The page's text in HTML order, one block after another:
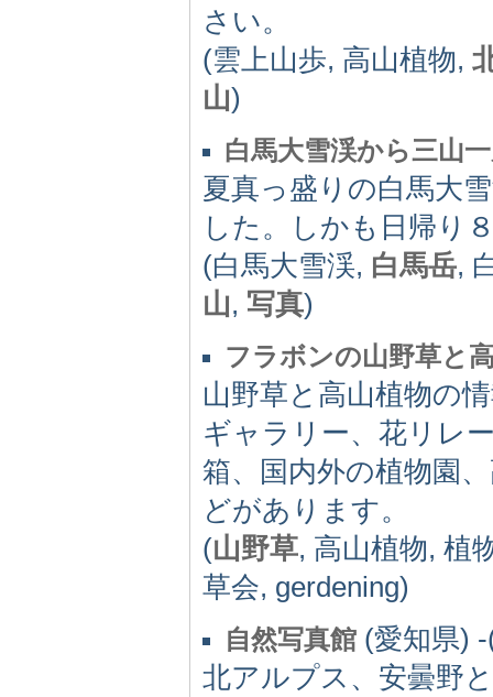
さい。
(雲上山歩, 高山植物,
山)
白馬大雪渓から三山
夏真っ盛りの白馬大
した。しかも日帰り
(白馬大雪渓, 白馬岳,
山, 写真)
フラボンの山野草と
山野草と高山植物の
ギャラリー、花リレ
箱、国内外の植物園
どがあります。
(山野草, 高山植物, 植
草会, gerdening)
自然写真館 (愛知県)
北アルプス、安曇野